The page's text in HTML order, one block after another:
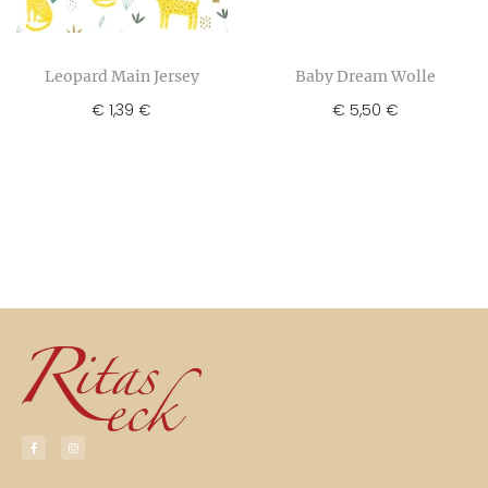
Leopard Main Jersey
€ 1,39 €
Baby Dream Wolle
€ 5,50 €